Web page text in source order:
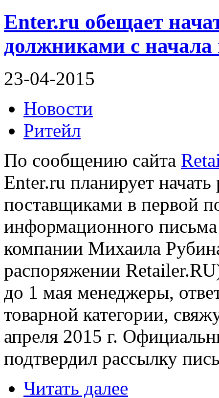
Enter.ru обещает
должниками с начала
23-04-2015
Новости
Ритейл
По сообщению сайта
Enter.ru планирует начать
поставщиками в первой
информационного письма
компании Михаила
распоряжении
до 1 мая менеджеры,
товарной категории,
апреля 2015 г.
подтвердил рассылку
Читать далее